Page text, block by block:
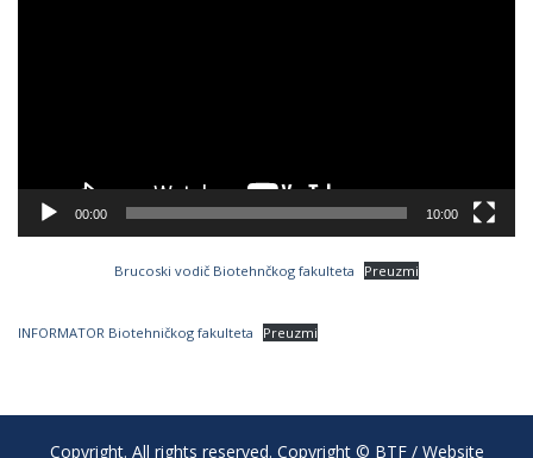
00:00 10:00
Brucoski vodič Biotehnčkog fakulteta Preuzmi
INFORMATOR Biotehničkog fakulteta Preuzmi
Copyright. All rights reserved. Copyright © BTF / Website